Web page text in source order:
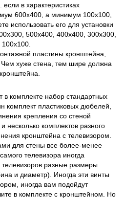
в характеристиках
600х400, а минимум 100х100,
использовать его для установки
500х400, 400х400, 300х300,
пластины кронштейна,
Чем хуже стена, тем шире должна
комплекте набор стандартных
комплект пластиковых дюбелей,
крепления со стеной
несколько комплектов разного
кронштейна с телевизором.
для стены все более-менее
телевизора иногда
разные размеры
и диаметр). Иногда эти винты
иногда вам подойдут
в комплекте с кронштейном. Но